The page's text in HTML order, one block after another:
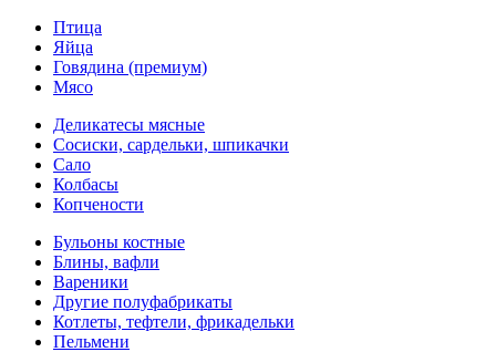
Птица
Яйца
Говядина (премиум)
Мясо
Деликатесы мясные
Сосиски, сардельки, шпикачки
Сало
Колбасы
Копчености
Бульоны костные
Блины, вафли
Вареники
Другие полуфабрикаты
Котлеты, тефтели, фрикадельки
Пельмени